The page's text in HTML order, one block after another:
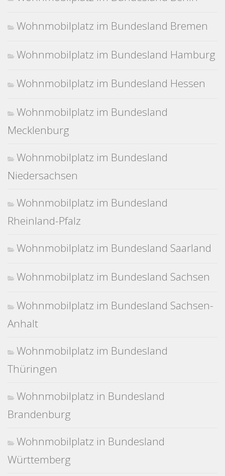
Wohnmobilplatz im Bundesland Bremen
Wohnmobilplatz im Bundesland Hamburg
Wohnmobilplatz im Bundesland Hessen
Wohnmobilplatz im Bundesland
Mecklenburg
Wohnmobilplatz im Bundesland
Niedersachsen
Wohnmobilplatz im Bundesland
Rheinland-Pfalz
Wohnmobilplatz im Bundesland Saarland
Wohnmobilplatz im Bundesland Sachsen
Wohnmobilplatz im Bundesland Sachsen-
Anhalt
Wohnmobilplatz im Bundesland
Thüringen
Wohnmobilplatz in Bundesland
Brandenburg
Wohnmobilplatz in Bundesland
Württemberg